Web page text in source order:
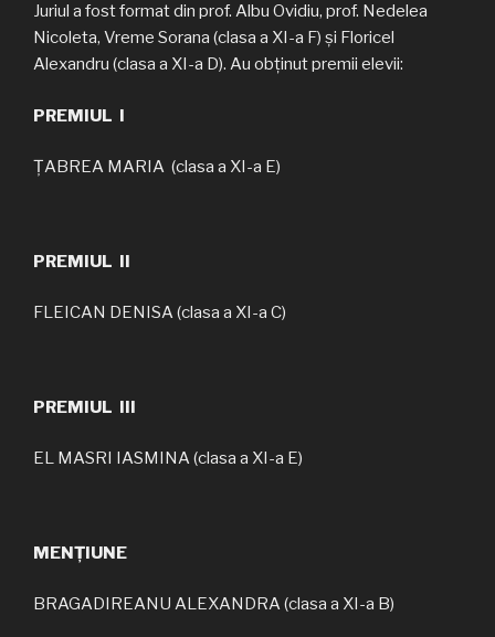
Juriul a fost format din prof. Albu Ovidiu, prof. Nedelea
Nicoleta, Vreme Sorana (clasa a XI-a F) și Floricel
Alexandru (clasa a XI-a D). Au obținut premii elevii:
PREMIUL I
ȚABREA MARIA (clasa a XI-a E)
PREMIUL II
FLEICAN DENISA (clasa a XI-a C)
PREMIUL III
EL MASRI IASMINA (clasa a XI-a E)
MENȚIUNE
BRAGADIREANU ALEXANDRA (clasa a XI-a B)